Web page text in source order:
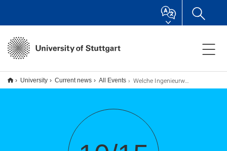
University Current news All Events Welche Ingenieurwissenschaft ist die richtige für mich?